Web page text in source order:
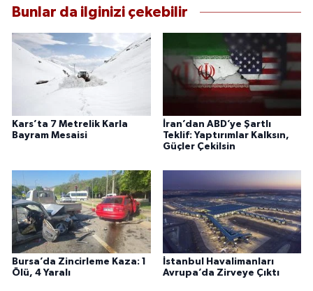
Bunlar da ilginizi çekebilir
Kars’ta 7 Metrelik Karla
Bayram Mesaisi
İran’dan ABD’ye Şartlı
Teklif: Yaptırımlar Kalksın,
Güçler Çekilsin
Bursa’da Zincirleme Kaza: 1
Ölü, 4 Yaralı
İstanbul Havalimanları
Avrupa’da Zirveye Çıktı